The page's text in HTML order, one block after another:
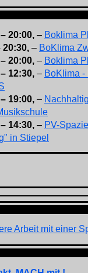
– 20:00, – Boklima
20:30, – BoKlima
– 20:00, – Boklima
– 12:30, – BoKlima
– 19:00, –
– 14:30, – PV-
in Stiepel
Arbeit mit einer